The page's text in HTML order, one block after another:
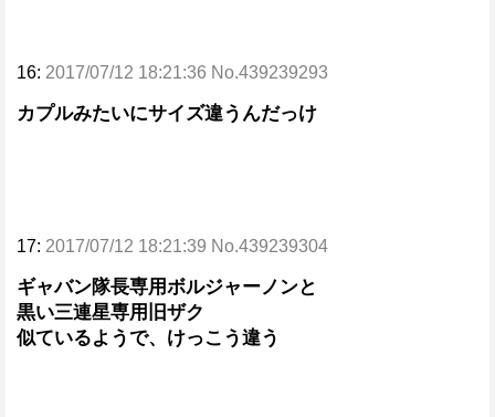
16: 2017/07/12 18:21:36 No.439239293
カプルみたいにサイズ違うんだっけ
17: 2017/07/12 18:21:39 No.439239304
ギャバン隊長専用ボルジャーノンと
黒い三連星専用旧ザク
似ているようで、けっこう違う